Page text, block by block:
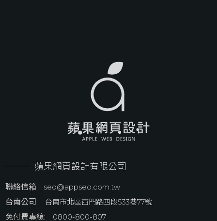
蘋果網頁設計有限公司
聯絡信箱 seo@appseo.com.tw
免付費專線: 0800-800-807
台南公司: 台南市北區西門路四段533巷77號